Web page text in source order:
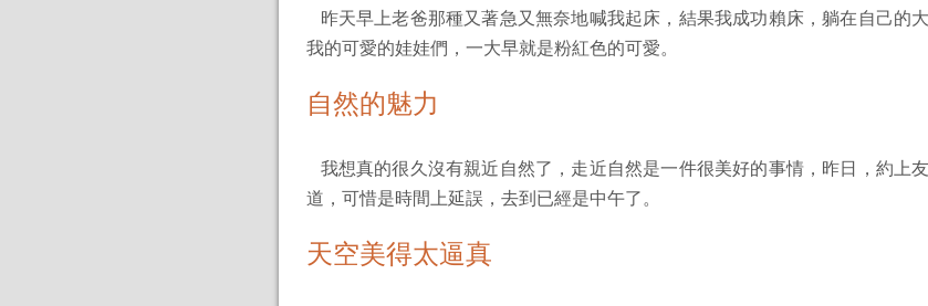
昨天早上老爸那種又著急又無奈地喊我起床，結果我成功賴床，躺在自己的
我的可愛的娃娃們，一大早就是粉紅色的可愛。
自然的魅力
我想真的很久沒有親近自然了，走近自然是一件很美好的事情，昨日，約上
道，可惜是時間上延誤，去到已經是中午了。
天空美得太逼真